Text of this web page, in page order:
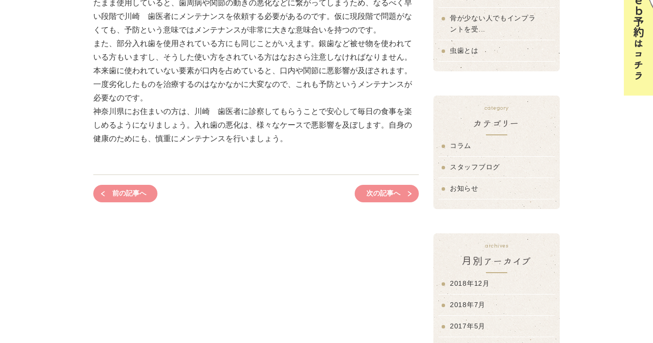
たまま使用していると、歯周病や関節の動きの悪化などに繋がってしまうため、なるべく早
い段階で川崎 歯医者にメンテナンスを依頼する必要があるのです。仮に現段階で問題がな
くても、予防という意味ではメンテナンスが非常に大きな意味合いを持つのです。
また、部分入れ歯を使用されている方にも同じことがいえます。銀歯など被せ物を使われて
いる方もいますし、そうした使い方をされている方はなおさら注意しなければなりません。
本来歯に使われていない要素が口内を占めていると、口内や関節に悪影響が及ぼされます。
一度劣化したものを治療するのはなかなかに大変なので、これも予防というメンテナンスが
必要なのです。
神奈川県にお住まいの方は、川崎 歯医者に診察してもらうことで安心して毎日の食事を楽
しめるようになりましょう。入れ歯の悪化は、様々なケースで悪影響を及ぼします。自身の
健康のためにも、慎重にメンテナンスを行いましょう。
前の記事へ 次の記事へ
骨が少ない人でもインプラ
ントを受...
虫歯とは
category
カテゴリー
コラム
スタッフブログ
お知らせ
archives
月別アーカイブ
2018年12月
2018年7月
2017年5月
Ｗｅｂ予約はコチラ